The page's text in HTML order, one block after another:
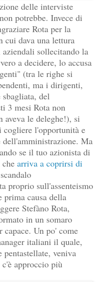
delle interviste
potrebbe. Invece di
Rota per la
cui dava una lettura
aziendali sollecitando la
a decidere, lo accusa
(tra le righe si
ma i dirigenti,
sbagliata, del
3 mesi Rota non
aveva le deleghe!), si
cogliere l'opportunità e
dell'amministrazione. Ma
se il tuo azionista di
arriva a coprirsi di
proprio sull'assenteismo
prima causa della
Stefàno Rota,
in un somaro
capace. Un po' come
italiani il quale,
veniva
approccio più